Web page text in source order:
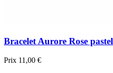
Bracelet Aurore Rose pastel
Prix 11,00 €